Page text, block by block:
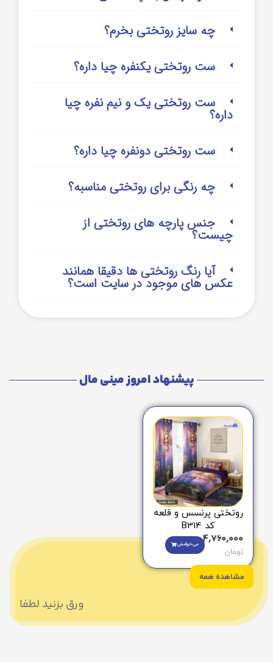
چه سایز روتختی بخرم؟
ست روتختی یکنفره چیا داره؟
ست روتختی یک و نیم نفره چیا
داره؟
ست روتختی دونفره چیا داره؟
چه رنگی برای روتختی مناسبه؟
جنس پارچه های روتختی از
چیست؟
آیا رنگ روتختی ها دقیقا همانند
عکس های موجود در سایت است؟
پیشنهاد امروز مینی مال
روتختی پرنسس و قلعه
کد B314
4,760,000
تومان
می‌خوامش
مشاهده همه
ورق بزنید لطفا